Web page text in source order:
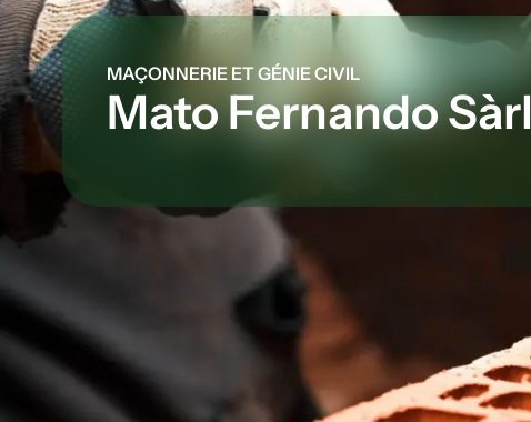
MAÇONNERIE ET GÉNIE CIVIL
Mato Fernando Sàrl